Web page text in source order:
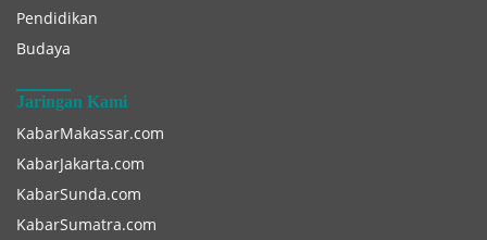
Pendidikan
Budaya
Jaringan Kami
KabarMakassar.com
KabarJakarta.com
KabarSunda.com
KabarSumatra.com